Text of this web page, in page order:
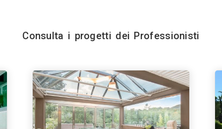
Consulta i progetti dei Professionisti